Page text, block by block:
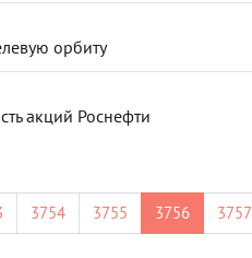
орбиту
акций Роснефти
3754 3755 3756 3757